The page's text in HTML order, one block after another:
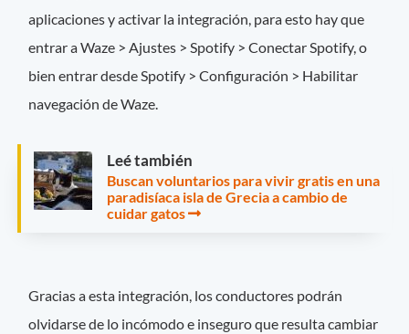
aplicaciones y activar la integración, para esto hay que
entrar a Waze > Ajustes > Spotify > Conectar Spotify, o
bien entrar desde Spotify > Configuración > Habilitar
navegación de Waze.
Leé también
Buscan voluntarios para vivir gratis en una
paradisíaca isla de Grecia a cambio de
cuidar gatos
Gracias a esta integración, los conductores podrán
olvidarse de lo incómodo e inseguro que resulta cambiar